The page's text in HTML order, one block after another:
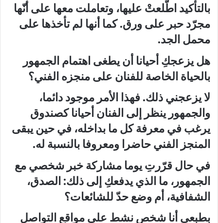
بالتأكيد اطّلعتْ عليها، وتعاملت معها على أنّها
مجرّد حبر على ورق. كما أنها لم تأخذها على
محمل الجد.
هل يزعجكِ أحيانا أن يطغى اهتمام الجمهور
بالحياة الخاصة للفنان على منجزه الفني؟
لا يزعجني ذلك. فهذا الأمر موجود دائما،
والجمهور ينظر إلى الفنان أحيانا كصندوق
يرغب في معرفة كل ما بداخله، في حين يبقى
المنجز الفني حاضرا ومعروفا بالنسبة له.
في حال قرّرتِ يوما مشاركة خبر شخصي مع
الجمهور، ما الذي يدفعكِ إلى ذلك: الصدق،
الشفافية، أم وضع حدّ للشائعات؟
بطبعي أنا شخص نشط على مواقع التواصل